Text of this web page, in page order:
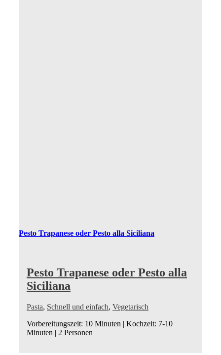
Pesto Trapanese oder Pesto alla Siciliana
Pesto Trapanese oder Pesto alla
Siciliana
Pasta, Schnell und einfach, Vegetarisch
Vorbereitungszeit: 10 Minuten | Kochzeit: 7-10
Minuten | 2 Personen